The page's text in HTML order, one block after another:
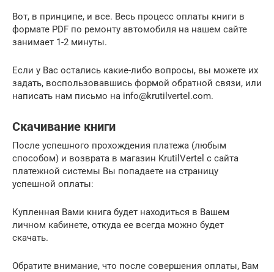
Вот, в принципе, и все. Весь процесс оплаты книги в
формате PDF по ремонту автомобиля на нашем сайте
занимает 1-2 минуты.
Если у Вас остались какие-либо вопросы, вы можете их
задать, воспользовавшись формой обратной связи, или
написать нам письмо на info@krutilvertel.com.
Скачивание книги
После успешного прохождения платежа (любым
способом) и возврата в магазин KrutilVertel с сайта
платежной системы Вы попадаете на страницу
успешной оплаты:
Купленная Вами книга будет находиться в Вашем
личном кабинете, откуда ее всегда можно будет
скачать.
Обратите внимание, что после совершения оплаты, Вам